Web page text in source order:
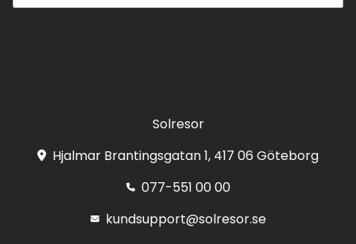
Solresor
Hjalmar Brantingsgatan 1, 417 06 Göteborg
077-551 00 00
kundsupport@solresor.se